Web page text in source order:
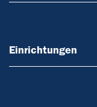
Einrichtungen